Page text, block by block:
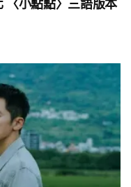
小點點〉三語版本